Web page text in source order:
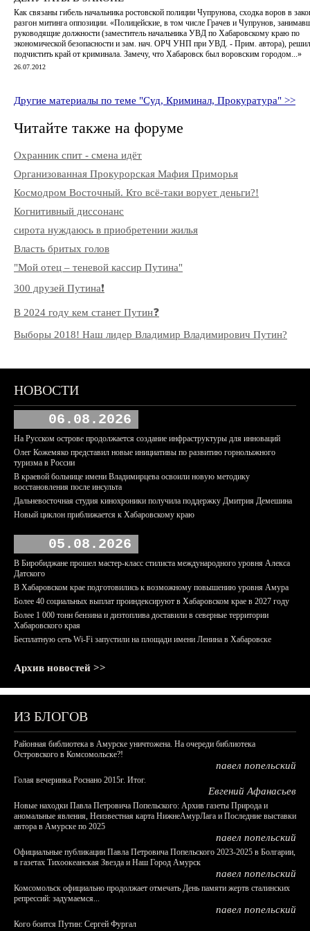
Как связаны гибель начальника ростовской полиции Чупрунова, сходка воров в
разгон митинга оппозиции. «Полицейские, в том числе Грачев и Чупрунов,
руководящие должности (заместитель начальника УВД по Хабаровскому краю по
экономической безопасности и зам. нач. ОРЧ УНП при УВД. - Прим. автора),
подчистить край от криминала. Замечу, что Хабаровск был воровским городом...»
26.07.2012
Другие материалы по теме "Суд, Криминал, Прокуратура" >>
Читайте также на форуме
Охранник спит - смена идёт
Организованная Прокурорская Мафия Приморья
Космодром Восточный. Кто всё-таки ворует деньги?!
Когнитивный диссонанс
сирота нуждаюсь в приобретении жилья
Власть бритых голов
"Мой отец – теневой кассир Путина"
300 друзей Путина❗️
В 2024 году кем станет Путин❓
Выборы 2018! Наш лидер Владимир Владимирович Путин?
НОВОСТИ
06.08.2026
На Русском острове продолжается создание инфраструктуры для инноваций
Олег Кожемяко представил новые инициативы по развитию горнолыжного
туризма в России
В краевой больнице имени Владимирцева освоили новую методику
восстановления после инсульта
Дальневосточная студия кинохроники получила поддержку Дмитрия Демешина
Новый циклон приближается к Хабаровскому краю
05.08.2026
В Биробиджане прошел мастер-класс стилиста международного уровня Алекса
Датского
В Хабаровском крае подготовились к возможному повышению уровня Амура
Более 40 социальных выплат проиндексируют в Хабаровском крае в 2027 году
Более 1 000 тонн бензина и дизтоплива доставили в северные территории
Хабаровского края
Бесплатную сеть Wi-Fi запустили на площади имени Ленина в Хабаровске
Архив новостей >>
ИЗ БЛОГОВ
Районная библиотека в Амурске уничтожена. На очереди библиотека
Островского в Комсомольске?!
павел попельский
Голая вечеринка Роснано 2015г. Итог.
Евгений Афанасьев
Новые находки Павла Петровича Попельского: Архив газеты Природа и
аномальные явления, Неизвестная карта НижнеАмурЛага и Последние выставки
автора в Амурске по 2025
павел попельский
Официальные публикации Павла Петровича Попельского 2023-2025 в Болгарии,
в газетах Тихоокеанская Звезда и Наш Город Амурск
павел попельский
Комсомольск официально продолжает отмечать День памяти жертв сталинских
репрессий: задумаемся...
павел попельский
Кого боится Путин: Сергей Фургал